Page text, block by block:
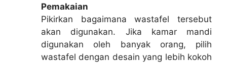
Pemakaian
Pikirkan bagaimana wastafel tersebut
akan digunakan. Jika kamar mandi
digunakan oleh banyak orang, pilih
wastafel dengan desain yang lebih kokoh